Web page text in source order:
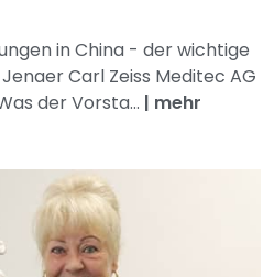
in China - der wichtige
Carl Zeiss Meditec AG
der Vorsta... | mehr